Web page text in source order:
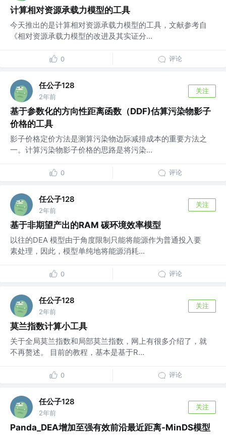
计算相对资源承载力模型的工具
今天推出的是计算相对资源承载力模型的工具，文献参考自
《相对资源承载力模型的改进及其实证分...
0 评论
任公子128
2年前
关注
基于参数化的方向性距离函数（DDF)估算污染物影子
价格的工具
影子价格定价方法是测算污染物边际减排成本的重要方法之
一。计算污染物影子价格的思路是将污染...
0 评论
任公子128
2年前
关注
基于非期望产出的RAM 碳环境效率模型
以往的DEA 模型由于角度限制只能将能源作为普通投入要
素处理，因此，模型单纯地将能源消耗...
0 评论
任公子128
2年前
关注
莫兰指数计算小工具
关于全局莫兰指数和局部莫兰指数，网上有很多介绍了，就
不再赘述。 目前的教程，基本是基于R...
0 评论
任公子128
2年前
关注
Panda_DEA增加至强有效前沿最近距离-MinDS模型